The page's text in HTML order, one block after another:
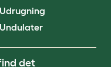
Udrugning
Undulater
det